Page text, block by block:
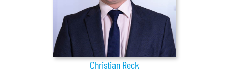
Christian Reck